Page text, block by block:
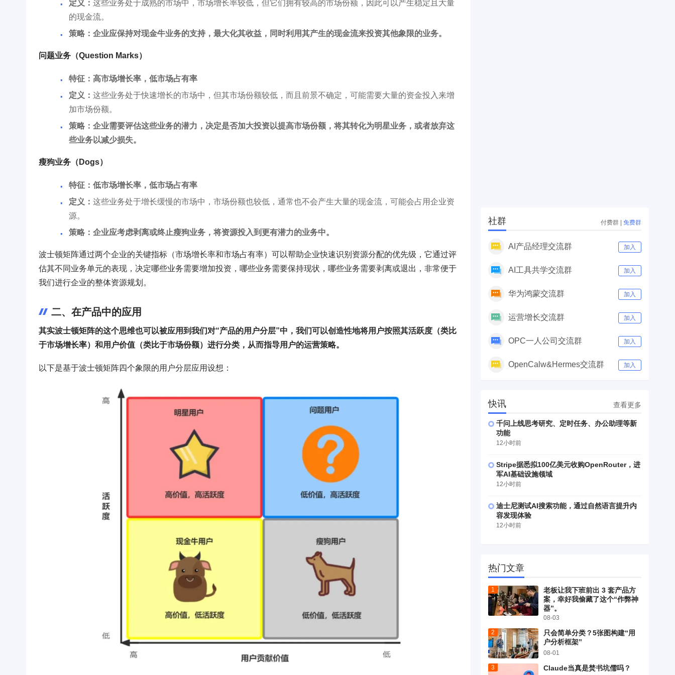
定义： 这些业务处于成熟的市场中，市场增长率较低，但它们拥有较高的市场份额，因此可以产生稳定且大量
的现金流。
策略：企业应保持对现金牛业务的支持，最大化其收益，同时利用其产生的现金流来投资其他象限的业务。
问题业务（Question Marks）
特征：高市场增长率，低市场占有率
定义： 这些业务处于快速增长的市场中，但其市场份额较低，而且前景不确定，可能需要大量的资金投入来增
加市场份额。
策略：企业需要评估这些业务的潜力，决定是否加大投资以提高市场份额，将其转化为明星业务，或者放弃这
些业务以减少损失。
瘦狗业务（Dogs）
特征：低市场增长率，低市场占有率
定义： 这些业务处于增长缓慢的市场中，市场份额也较低，通常也不会产生大量的现金流，可能会占用企业资
源。
策略：企业应考虑剥离或终止瘦狗业务，将资源投入到更有潜力的业务中。
波士顿矩阵通过两个企业的关键指标（市场增长率和市场占有率）可以帮助企业快速识别资源分配的优先级，它通过评
估其不同业务单元的表现，决定哪些业务需要增加投资，哪些业务需要保持现状，哪些业务需要剥离或退出，非常便于
我们进行企业的整体资源规划。
二、在产品中的应用
其实波士顿矩阵的这个思维也可以被应用到我们对“产品的用户分层”中，我们可以创造性地将用户按照其活跃度（类比
于市场增长率）和用户价值（类比于市场份额）进行分类，从而指导用户的运营策略。
以下是基于波士顿矩阵四个象限的用户分层应用设想：
社群 付费群 | 免费群
AI产品经理交流群 加入
AI工具共学交流群 加入
华为鸿蒙交流群 加入
运营增长交流群 加入
OPC一人公司交流群 加入
OpenCalw&Hermes交流群 加入
快讯 查看更多
千问上线思考研究、定时任务、办公助理等新
功能
12小时前
Stripe据悉拟100亿美元收购OpenRouter，进
军AI基础设施领域
12小时前
迪士尼测试AI搜索功能，通过自然语言提升内
容发现体验
12小时前
热门文章
老板让我下班前出 3 套产品方
案，幸好我偷藏了这个“作弊神
器”。
08-03
只会简单分类？5张图构建“用
户分析框架”
08-01
Claude当真是焚书坑儒吗？